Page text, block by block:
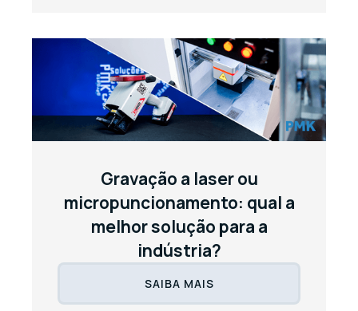
Gravação a laser ou
micropuncionamento: qual a
melhor solução para a
indústria?
SAIBA MAIS